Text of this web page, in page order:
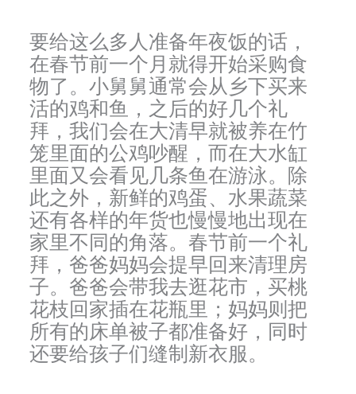
要给这么多人准备年夜饭的话，
在春节前一个月就得开始采购食
物了。小舅舅通常会从乡下买来
活的鸡和鱼，之后的好几个礼
拜，我们会在大清早就被养在竹
笼里面的公鸡吵醒，而在大水缸
里面又会看见几条鱼在游泳。除
此之外，新鲜的鸡蛋、水果蔬菜
还有各样的年货也慢慢地出现在
家里不同的角落。春节前一个礼
拜，爸爸妈妈会提早回来清理房
子。爸爸会带我去逛花市，买桃
花枝回家插在花瓶里；妈妈则把
所有的床单被子都准备好，同时
还要给孩子们缝制新衣服。